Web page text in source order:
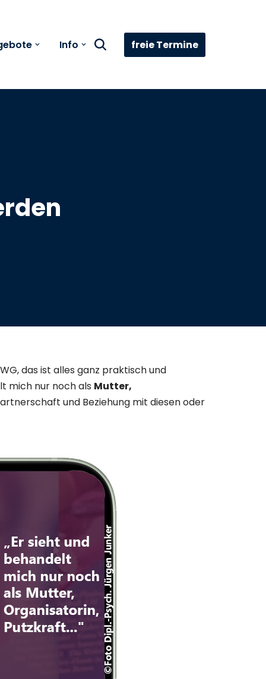
Info freie Termine
das ist alles ganz praktisch und
mich nur noch als Mutter,
und Beziehung mit diesen oder